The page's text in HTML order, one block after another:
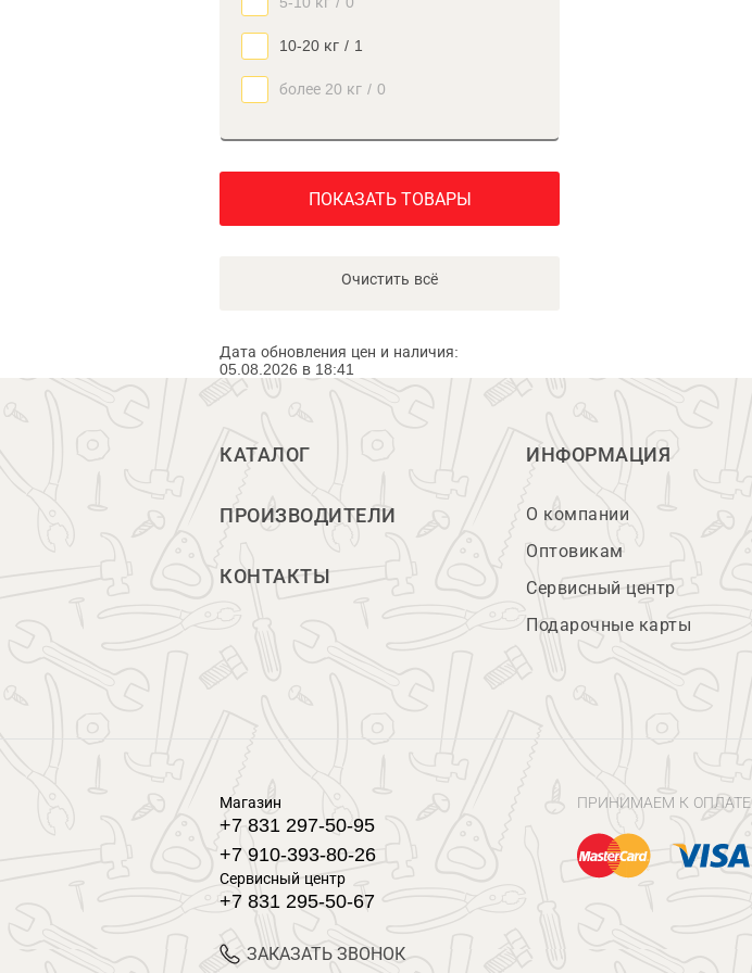
10-20 кг / 1
более 20 кг / 0
ПОКАЗАТЬ ТОВАРЫ
Очистить всё
Дата обновления цен и наличия:
05.08.2026 в 18:41
КАТАЛОГ
ПРОИЗВОДИТЕЛИ
КОНТАКТЫ
ИНФОРМАЦИЯ
О компании
Оптовикам
Сервисный центр
Подарочные карты
Магазин
+7 831 297-50-95
+7 910-393-80-26
Сервисный центр
+7 831 295-50-67
ЗАКАЗАТЬ ЗВОНОК
ПРИНИМАЕМ К ОПЛАТЕ